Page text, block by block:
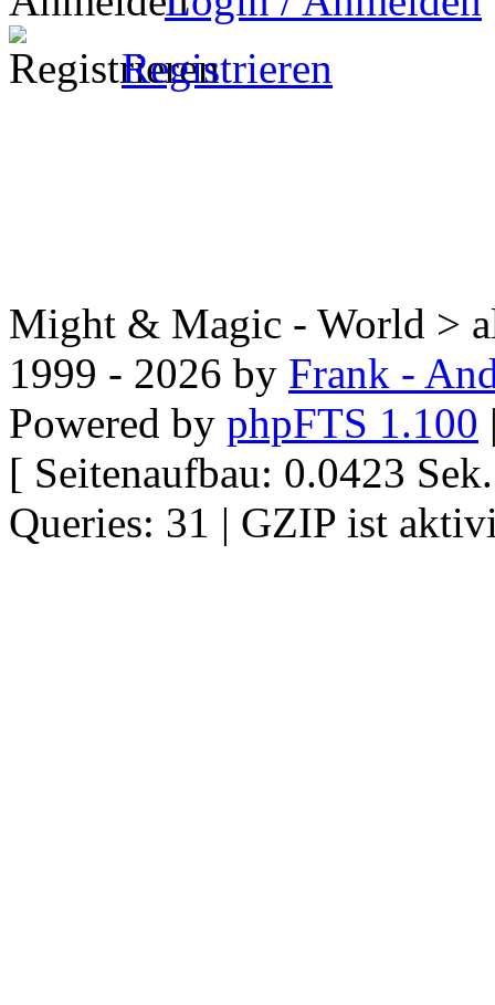
Registrieren
Might & Magic - World >
1999 - 2026 by Frank -
Powered by phpFTS 1.100
[ Seitenaufbau: 0.0423
Queries: 31 | GZIP ist